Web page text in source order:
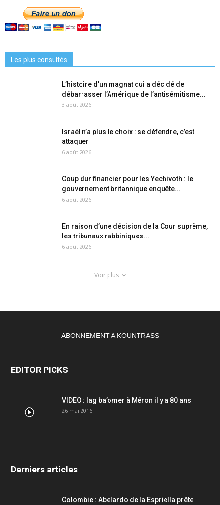
Les plus consultés
L’histoire d’un magnat qui a décidé de
débarrasser l’Amérique de l’antisémitisme...
3 août 2026
Israël n’a plus le choix : se défendre, c’est
attaquer
6 août 2026
Coup dur financier pour les Yechivoth : le
gouvernement britannique enquête...
6 août 2026
En raison d’une décision de la Cour suprême,
les tribunaux rabbiniques...
6 août 2026
Voir plus
ABONNEMENT A KOUNTRASS
EDITOR PICKS
VIDEO : lag ba’omer à Méron il y a 80 ans
26 mai 2016
Derniers articles
Colombie : Abelardo de la Espriella prête